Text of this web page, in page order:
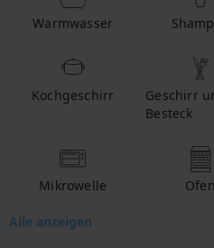
Warmwasser
Kochgeschirr
Geschirr
Besteck
Mikrowelle Ofen
Alle anzeigen